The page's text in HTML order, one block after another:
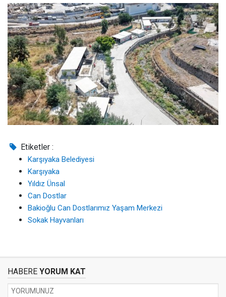
Etiketler :
Karşıyaka Belediyesi
Karşıyaka
Yıldız Ünsal
Can Dostlar
Bakioğlu Can Dostlarımız Yaşam Merkezi
Sokak Hayvanları
HABERE YORUM KAT